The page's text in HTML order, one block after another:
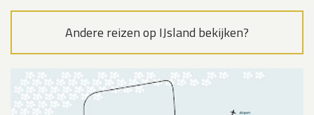
Andere reizen op IJsland bekijken?